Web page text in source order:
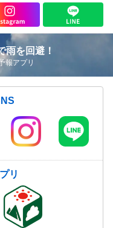
雨を回避！
報アプリ
リ